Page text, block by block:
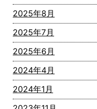
2025年8月
2025年7月
2025年6月
2024年4月
2024年1月